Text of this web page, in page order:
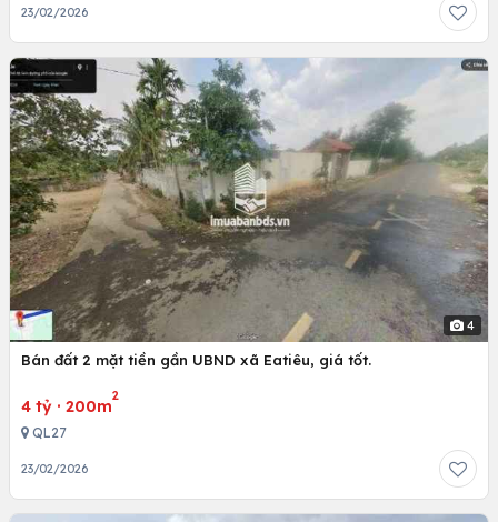
23/02/2026
4
Bán đất 2 mặt tiền gần UBND xã Eatiêu, giá tốt.
4 tỷ · 200m
2
QL27
23/02/2026